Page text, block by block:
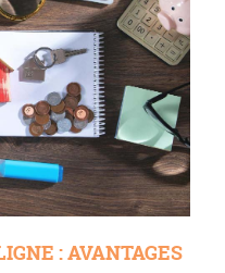
: AVANTAGES